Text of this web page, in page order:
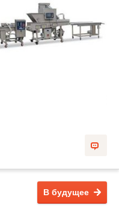
В будущее